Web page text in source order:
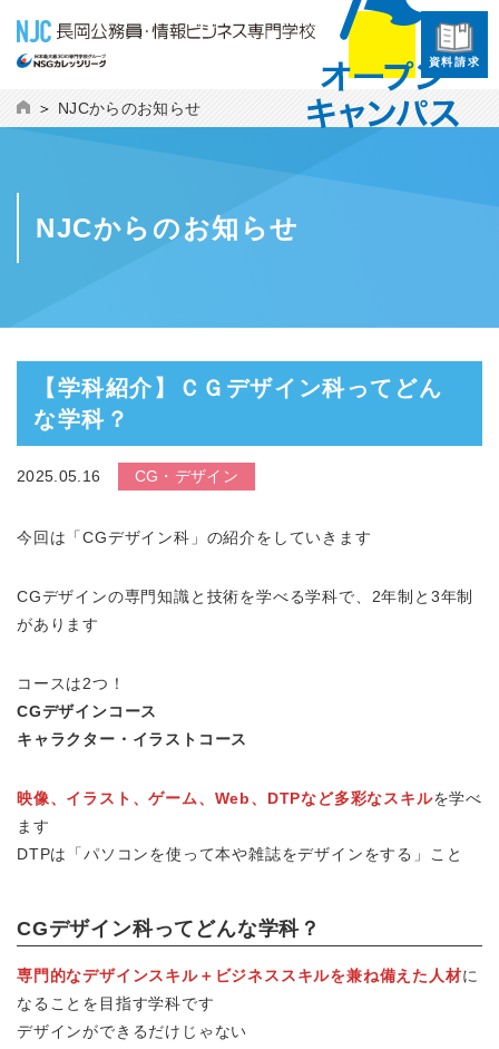
資料請求
NJCからのお知らせ
NJCからのお知らせ
【学科紹介】ＣＧデザイン科ってどん
な学科？
2025.05.16 CG・デザイン
今回は「CGデザイン科」の紹介をしていきます
CGデザインの専門知識と技術を学べる学科で、2年制と3年制
があります
コースは2つ！
CGデザインコース
キャラクター・イラストコース
映像、イラスト、ゲーム、Web、DTPなど多彩なスキルを学べ
ます
DTPは「パソコンを使って本や雑誌をデザインをする」こと
CGデザイン科ってどんな学科？
専門的なデザインスキル＋ビジネススキルを兼ね備えた人材に
なることを目指す学科です
デザインができるだけじゃない